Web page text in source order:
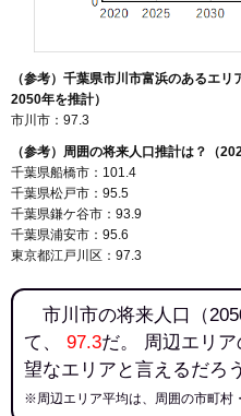
（参考）千葉県市川市富浜のあるエ
2050年を推計）
市川市：97.3
（参考）周囲の将来人口推計は？（
千葉県船橋市：101.4
千葉県松戸市：95.5
千葉県鎌ケ谷市：93.9
千葉県浦安市：95.6
東京都江戸川区：97.3
市川市の将来人口（
て、 97.3だ。 周辺エリ
望なエリアと言えるだろう
※周辺エリア平均は、周囲の市町村